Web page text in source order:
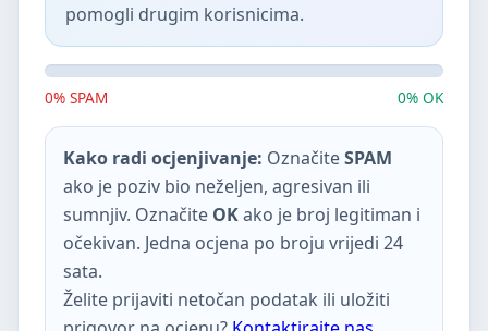
pomogli drugim korisnicima.
0% SPAM 0% OK
Kako radi ocjenjivanje: OznačiteSPAM
ako je poziv bio neželjen, agresivan ili
sumnjiv. Označite OKako je broj legitiman i
očekivan. Jedna ocjena po broju vrijedi 24
sata.
Želite prijaviti netočan podatak ili uložiti